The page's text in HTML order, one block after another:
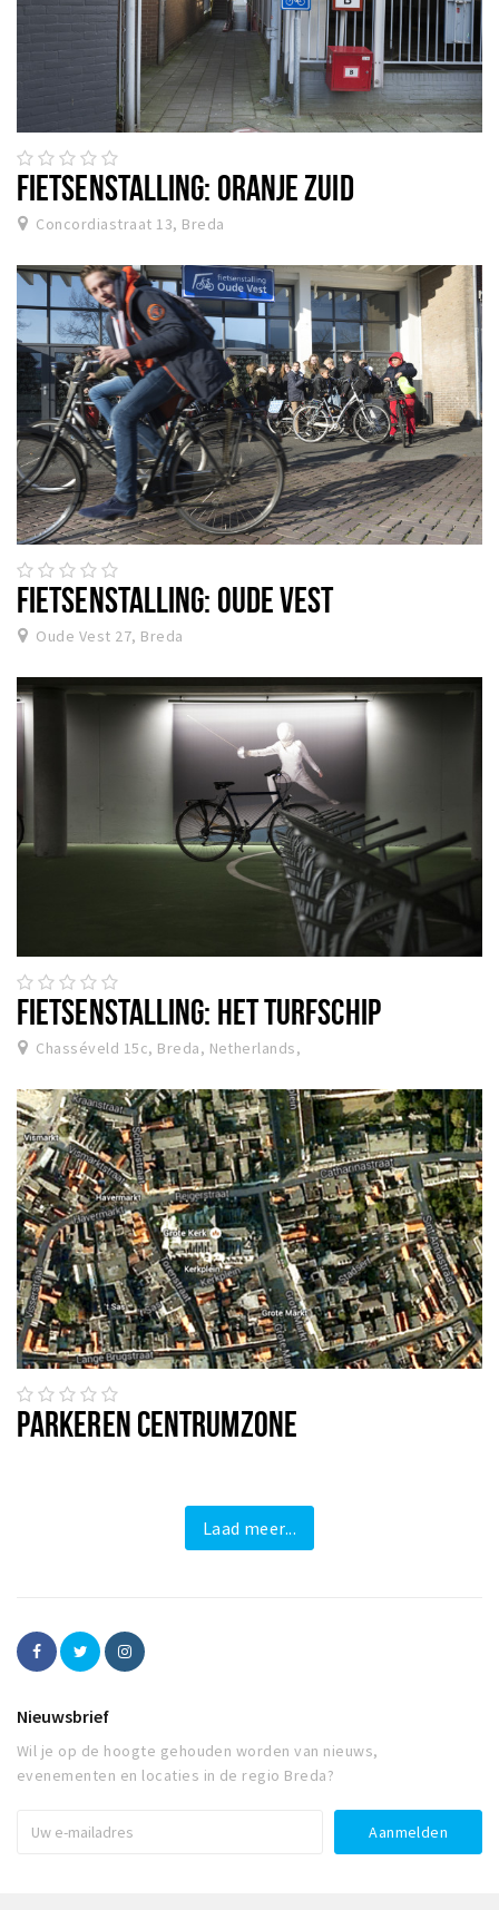
FIETSENSTALLING: ORANJE ZUID
Concordiastraat 13, Breda
FIETSENSTALLING: OUDE VEST
Oude Vest 27, Breda
FIETSENSTALLING: HET TURFSCHIP
Chasséveld 15c, Breda, Netherlands,
PARKEREN CENTRUMZONE
Laad meer...
Nieuwsbrief
Wil je op de hoogte gehouden worden van nieuws,
evenementen en locaties in de regio Breda?